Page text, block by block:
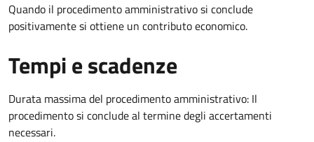
Quando il procedimento amministrativo si conclude
positivamente si ottiene un contributo economico.
Tempi e scadenze
Durata massima del procedimento amministrativo: Il
procedimento si conclude al termine degli accertamenti
necessari.